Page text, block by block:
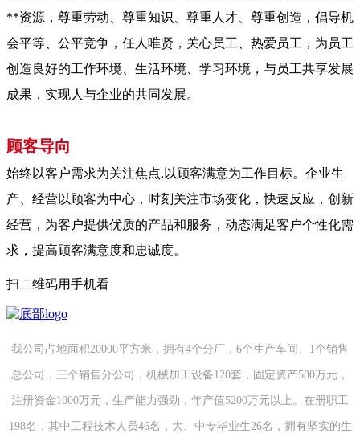
**资源，尊重劳动、尊重知识、尊重人才、尊重创造，倡导机
会平等、公平竞争，任人唯贤，关心员工、热爱员工，为员工
创造良好的工作环境、生活环境、学习环境，与员工共享发展
成果，实现人与企业的共同发展。
顾客导向
始终以客户需求为关注焦点,以顾客满意为工作目标。企业生
产、经营以顾客为中心，时刻关注市场变化，快速反应，创新
经营，为客户提供优质的产品和服务，动态满足客户个性化需
求，提高顾客满意度和忠诚度。
扫二维码用手机看
我公司占地面积20000平方米，拥有4个分厂，6个生产车间、1个销售
总公司，三个销售分公司，机械加工设备120套，固定资产580万元，
注册资金1000万元，生产能力强劲，年产值5200万元以上。在册职工
198名，其中工程技术人员46名，大、中专毕业生26名，拥有坚实的生